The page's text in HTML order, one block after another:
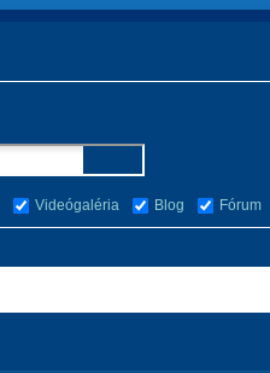
Videógaléria Blog Fórum